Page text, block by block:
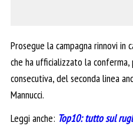
Prosegue la campagna rinnovi in
che ha ufficializzato la
consecutiva, del seconda linea
Mannucci.
Leggi anche: Top10: tutto sul